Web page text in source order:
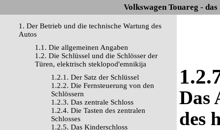
Volkswagen Touareg -
1. Der Betrieb und die technische Wartung des
Autos
1.1. Die allgemeinen Angaben
1.2. Die Schlüssel und die Schlösser der
Türen, elektrisch steklopod'emnikija
1.2.1. Der Satz der Schlüssel
1.2.2. Die Fernsteuerung von den
Schlössern
1.2.3. Das zentrale Schloss
1.2.4. Die Tasten des zentralen
Schlosses
1.2.5. Das Kinderschloss
Das
des